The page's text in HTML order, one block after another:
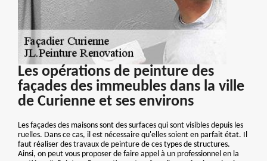
Les opérations de peinture des
façades des immeubles dans la ville
de Curienne et ses environs
Les façades des maisons sont des surfaces qui sont visibles depuis les
ruelles. Dans ce cas, il est nécessaire qu'elles soient en parfait état. Il
faut réaliser des travaux de peinture de ces types de structures.
Ainsi, on peut vous proposer de faire appel à un professionnel en la